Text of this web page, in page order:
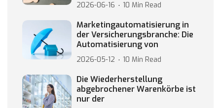
2026-06-16 10 Min Read
Marketingautomatisierung in
der Versicherungsbranche: Die
Automatisierung von
2026-05-12 10 Min Read
Die Wiederherstellung
abgebrochener Warenkörbe ist
nur der